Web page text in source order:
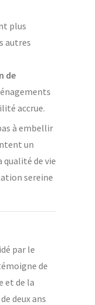
plus
autres
de
accrue.
à embellir
un
de vie
sereine
par le
de
et de la
deux ans